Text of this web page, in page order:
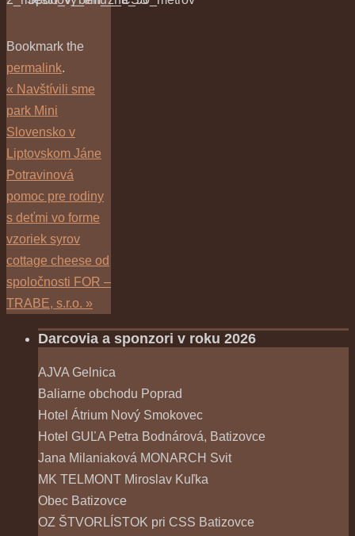
Bookmark the
permalink.
« Navštívili sme
park Mini
Slovensko v
Liptovskom Jáne
Potravinová
pomoc pre rodiny
s deťmi vo forme
vzoriek syrov
cottage cheese od
spoločnosti FOR –
TRABE, s.r.o. »
Darcovia a sponzori v roku 2026
AJVA Gelnica
Baliarne obchodu Poprad
Hotel Átrium Nový Smokovec
Hotel GUĽA Petra Bodnárová, Batizovce
Jana Milaniaková MONARCH Svit
MK TELMONT Miroslav Kuľka
Obec Batizovce
OZ ŠTVORLÍSTOK pri CSS Batizovce